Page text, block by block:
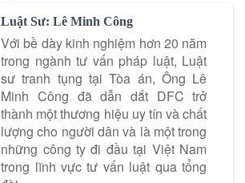
Luật Sư: Lê Minh Công
Với bề dày kinh nghiệm hơn 20 năm
trong ngành tư vấn pháp luật, Luật
sư tranh tụng tại Tòa án, Ông Lê
Minh Công đã dẫn dắt DFC trở
thành một thương hiệu uy tín và chất
lượng cho người dân và là một trong
những công ty đi đầu tại Việt Nam
trong lĩnh vực tư vấn luật qua tổng